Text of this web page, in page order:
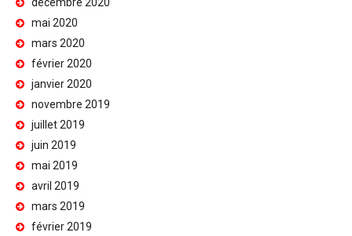
décembre 2020
mai 2020
mars 2020
février 2020
janvier 2020
novembre 2019
juillet 2019
juin 2019
mai 2019
avril 2019
mars 2019
février 2019